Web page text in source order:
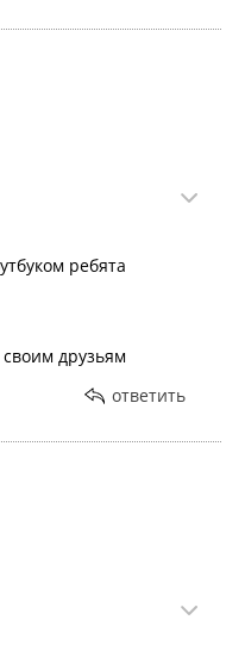
ребята
друзьям
ответить